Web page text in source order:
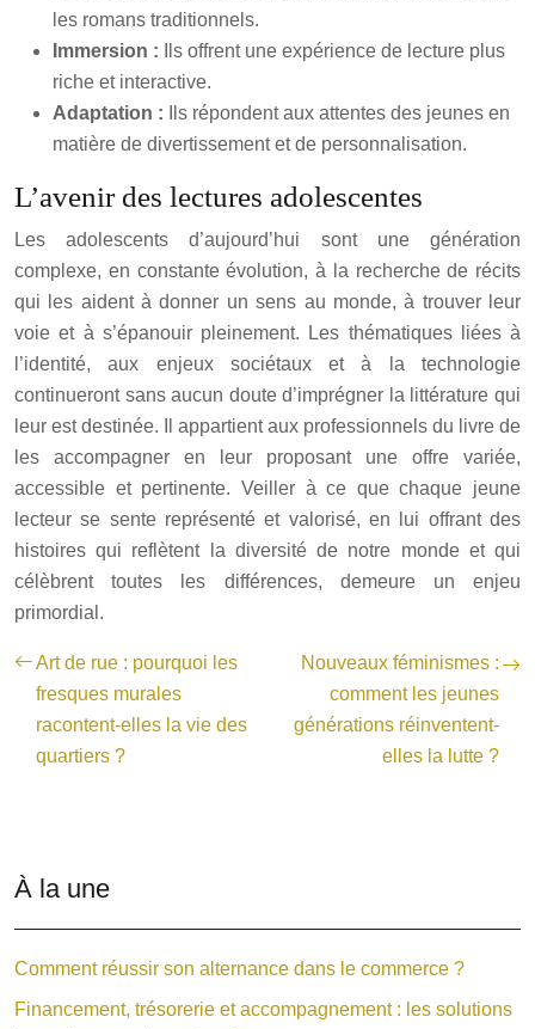
les romans traditionnels.
Immersion :
Ils offrent une expérience de lecture plus
riche et interactive.
Adaptation :
Ils répondent aux attentes des jeunes en
matière de divertissement et de personnalisation.
L’avenir des lectures adolescentes
Les adolescents d’aujourd’hui sont une génération
complexe, en constante évolution, à la recherche de récits
qui les aident à donner un sens au monde, à trouver leur
voie et à s’épanouir pleinement. Les thématiques liées à
l’identité, aux enjeux sociétaux et à la technologie
continueront sans aucun doute d’imprégner la littérature qui
leur est destinée. Il appartient aux professionnels du livre de
les accompagner en leur proposant une offre variée,
accessible et pertinente. Veiller à ce que chaque jeune
lecteur se sente représenté et valorisé, en lui offrant des
histoires qui reflètent la diversité de notre monde et qui
célèbrent toutes les différences, demeure un enjeu
primordial.
Art de rue : pourquoi les
fresques murales
racontent-elles la vie des
quartiers ?
Nouveaux féminismes :
comment les jeunes
générations réinventent-
elles la lutte ?
À la une
Comment réussir son alternance dans le commerce ?
Financement, trésorerie et accompagnement : les solutions